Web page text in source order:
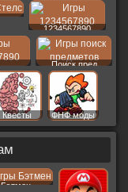
1234567890
Поиск пред
Квесты
ФНФ моды
Бэтмен